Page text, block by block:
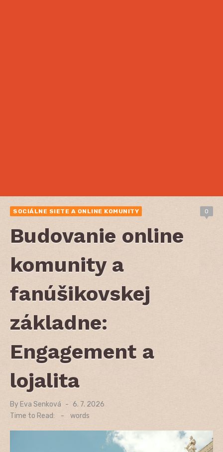
SOCIÁLNE SIETE A ONLINE KOMUNITY 0
Budovanie online
komunity a
fanúšikovskej
základne:
Engagement a
lojalita
By Eva Senková
Posted
on
6. 7. 2026
Time to Read:
- words